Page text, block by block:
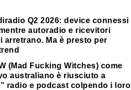
Q2 2026: device connessi
autoradio e ricevitori
arretrano. Ma è presto per
(Mad Fucking Witches) come
australiano è riusciuto a
radio e podcast colpendo i loro